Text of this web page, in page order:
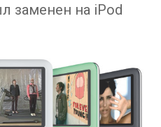
заменен на iPod